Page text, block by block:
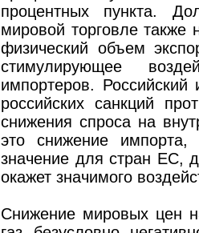
процентных пункта.
мировой торговле также
физический объем
стимулирующее
импортеров.
российских санкций
снижения спроса на
это снижение импорта,
значение для стран ЕС,
окажет значимого
Снижение мировых цен